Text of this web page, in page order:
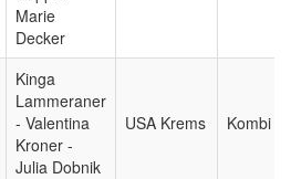
Marie
Decker
Kinga
Lammeraner
- Valentina
Kroner -
Julia Dobnik
USA Krems Kombi